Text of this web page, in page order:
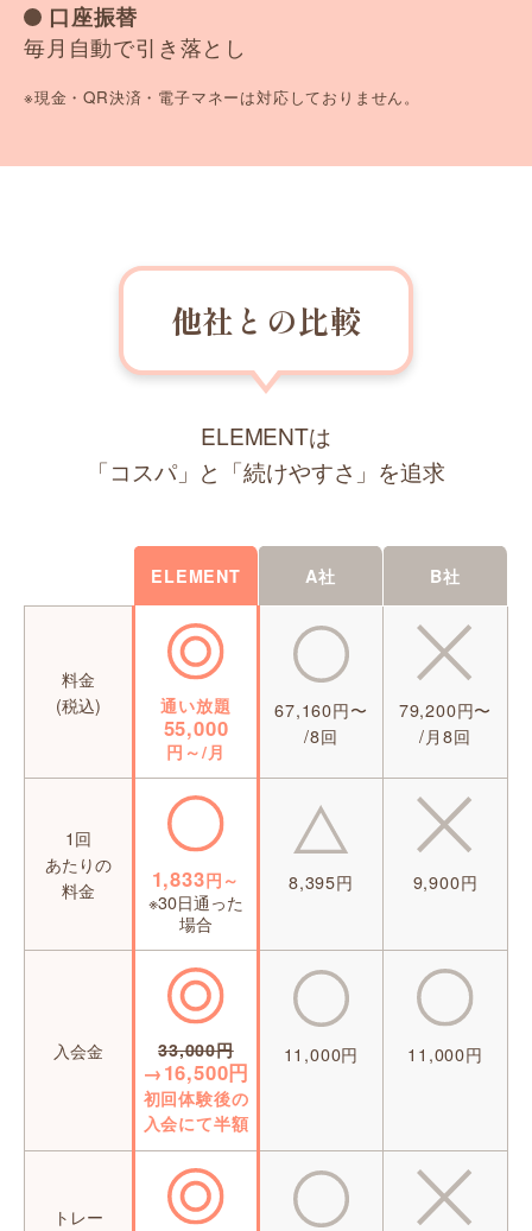
口座振替
毎月自動で引き落とし
※現金・QR決済・電子マネーは対応しておりません。
他社との比較
ELEMENTは
「コスパ」と「続けやすさ」を追求
ELEMENT A社 B社
料金
(税込)
通い放題
55,000
円～/月
67,160円〜
/8回
79,200円〜
/月8回
1回
あたりの
料金
1,833円～
※30日通った
場合
8,395円 9,900円
入会金 33,000円
→16,500円
初回体験後の
入会にて半額
11,000円 11,000円
トレー